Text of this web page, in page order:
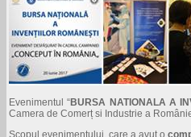
Evenimentul “BURSA NATIONALA A
Camera de Comerț si Industrie a
Scopul evenimentului, care a avut o